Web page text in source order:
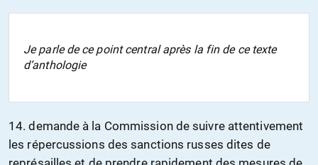
Je parle de ce point central après la fin de ce texte
d’anthologie
14. demande à la Commission de suivre attentivement
les répercussions des sanctions russes dites de